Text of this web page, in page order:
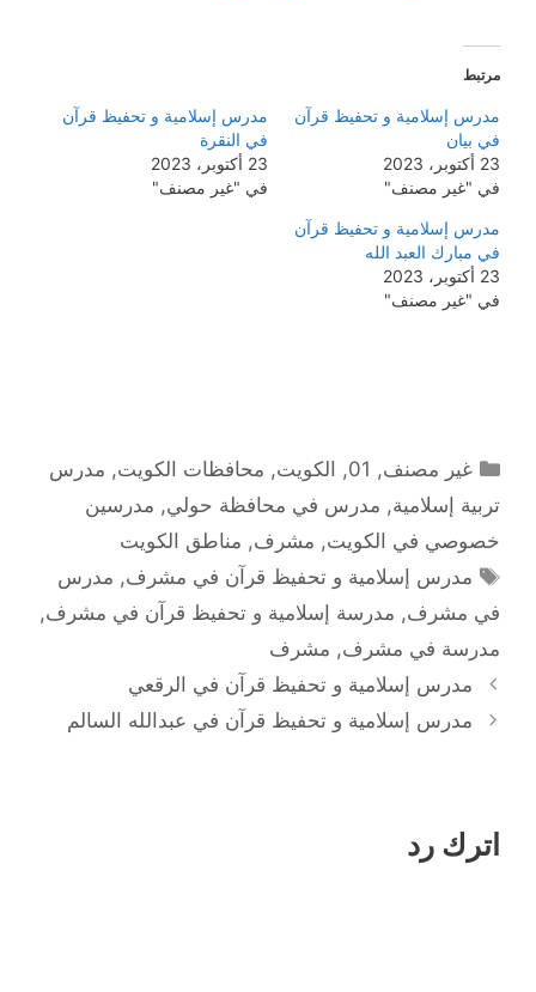
مرتبط
مدرس إسلامية و تحفيظ قرآن
في بيان
23 أكتوبر، 2023
في "غير مصنف"
مدرس إسلامية و تحفيظ قرآن
في النقرة
23 أكتوبر، 2023
في "غير مصنف"
مدرس إسلامية و تحفيظ قرآن
في مبارك العبد الله
23 أكتوبر، 2023
في "غير مصنف"
التصنيفات
غير مصنف,
01
, الكويت, محافظات الكويت, مدرس
تربية إسلامية, مدرس في محافظة حولي, مدرسين
خصوصي في الكويت, مشرف, مناطق الكويت
الوسوم
مدرس إسلامية و تحفيظ قرآن في مشرف, مدرس
في مشرف, مدرسة إسلامية و تحفيظ قرآن في مشرف,
مدرسة في مشرف, مشرف
مدرس إسلامية و تحفيظ قرآن في الرقعي
مدرس إسلامية و تحفيظ قرآن في عبدالله السالم
اترك رد